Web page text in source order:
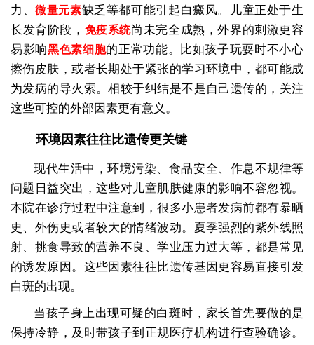
力、微量元素缺乏等都可能引起白癜风。儿童正处于生
长发育阶段， 免疫系统尚未完全成熟，外界的刺激更容
易影响黑色素细胞的正常功能。比如孩子玩耍时不小心
擦伤皮肤，或者长期处于紧张的学习环境中，都可能成
为发病的导火索。相较于纠结是不是自己遗传的，关注
这些可控的外部因素更有意义。
环境因素往往比遗传更关键
现代生活中，环境污染、食品安全、作息不规律等
问题日益突出，这些对儿童肌肤健康的影响不容忽视。
本院在诊疗过程中注意到，很多小患者发病前都有暴晒
史、外伤史或者较大的情绪波动。夏季强烈的紫外线照
射、挑食导致的营养不良、学业压力过大等，都是常见
的诱发原因。这些因素往往比遗传基因更容易直接引发
白斑的出现。
当孩子身上出现可疑的白斑时，家长首先要做的是
保持冷静，及时带孩子到正规医疗机构进行查验确诊。